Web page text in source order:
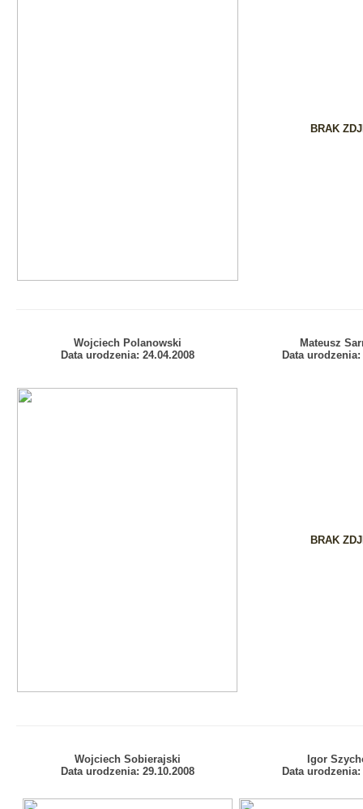
BRAK
Wojciech Polanowski
Data urodzenia: 24.04.2008
Mateusz
Data urodzenia:
BRAK
Wojciech Sobierajski
Data urodzenia: 29.10.2008
Igor
Data urodzenia: